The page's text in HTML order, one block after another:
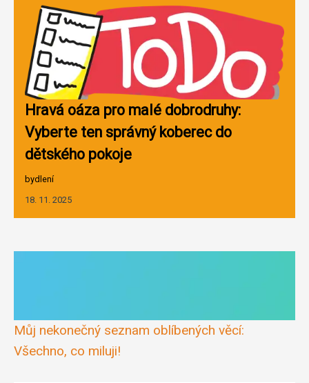
Hravá oáza pro malé dobrodruhy:
Vyberte ten správný koberec do
dětského pokoje
bydlení
18. 11. 2025
Můj nekonečný seznam oblíbených věcí:
Všechno, co miluji!